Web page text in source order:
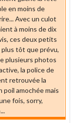
en moins de
Avec un culot
à moins de dix
ces deux petits
tôt que prévu,
plusieurs photos
la police de
retrouvée la
poil amochée mais
fois, sorry,